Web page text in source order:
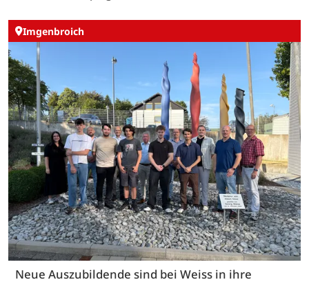
Imgenbroich
Neue Auszubildende sind bei Weiss in ihre